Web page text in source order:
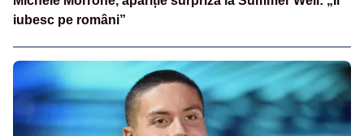
iubesc pe români”